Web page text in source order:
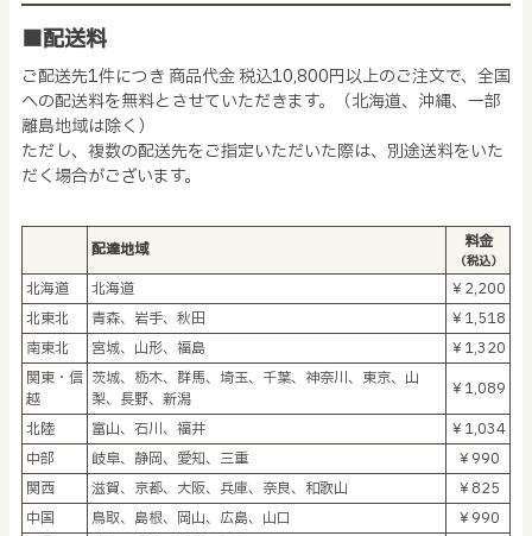
■配送料
ご配送先1件につき 商品代金 税込10,800円以上のご注文で、全国
への配送料を無料とさせていただきます。（北海道、沖縄、一部
離島地域は除く）
ただし、複数の配送先をご指定いただいた際は、別途送料をいた
だく場合がございます。
配達地域 料金
（税込）
北海道 北海道
￥2,200
北東北
青森、岩手、秋田
￥1,518
南東北
宮城、山形、福島
￥1,320
関東・信
越
茨城、栃木、群馬、埼玉、千葉、神奈川、東京、山
梨、長野、新潟
￥1,089
北陸
富山、石川、福井
￥1,034
中部
岐阜、静岡、愛知、三重
￥990
関西
滋賀、京都、大阪、兵庫、奈良、和歌山
￥825
中国
鳥取、島根、岡山、広島、山口
￥990